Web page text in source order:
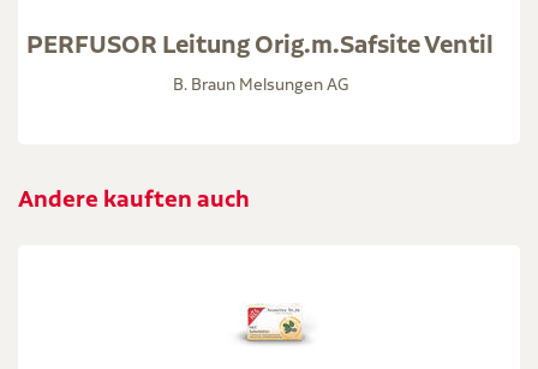
PERFUSOR Leitung Orig.m.Safsite Ventil
B. Braun Melsungen AG
Andere kauften auch